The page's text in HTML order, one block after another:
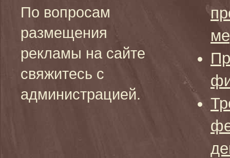
По вопросам
размещения
рекламы на сайте
свяжитесь с
администрацией.